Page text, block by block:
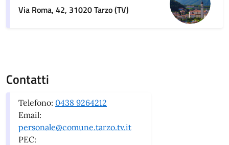
Via Roma, 42, 31020 Tarzo (TV)
Contatti
Telefono: 0438 9264212
Email:
personale@comune.tarzo.tv.it
PEC: